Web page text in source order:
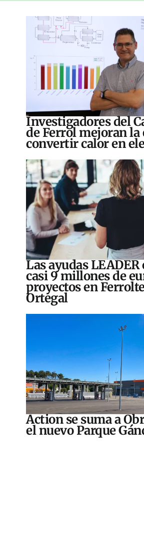
Investigadores del
de Ferrol mejoran la
convertir calor en
Las ayudas
casi 9 millones de
proyectos en
Ortegal
Action se suma a
el nuevo Parque